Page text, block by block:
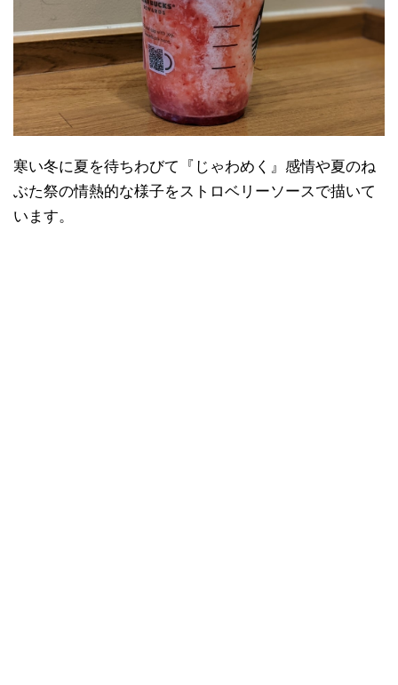
寒い冬に夏を待ちわびて『じゃわめく』感情や夏のね
ぶた祭の情熱的な様子をストロベリーソースで描いて
います。